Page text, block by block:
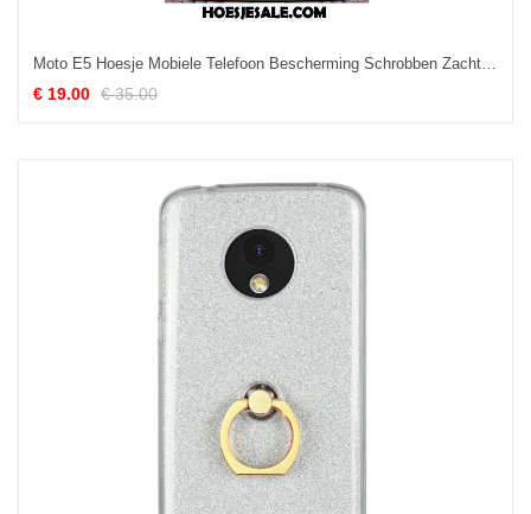
Moto E5 Hoesje Mobiele Telefoon Bescherming Schrobben Zacht Persoonlijk Korting
€ 19.00 € 35.00